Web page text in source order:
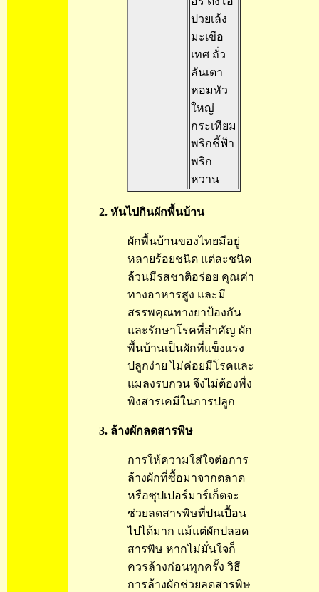
ปวยเล้ง
มะเขือ
เทศ ถั่ว
ลันเตา
หอมหัว
ใหญ่
กระเทียม
พริกชี้ฟ้า
พริก
หวาน
2. หันไปกินผักพื้นบ้าน
ผักพื้นบ้านของไทยมีอยู่
หลายร้อยชนิด แต่ละชนิด
ล้วนมีรสชาติอร่อย คุณค่า
ทางอาหารสูง และมี
สรรพคุณทางยาป้องกัน
และรักษาโรคที่สำคัญ ผัก
พื้นบ้านเป็นผักที่แข็งแรง
ปลูกง่าย ไม่ค่อยมีโรคและ
แมลงรบกวน จึงไม่ต้องพื่ง
พิงสารเคมีในการปลูก
3. ล้างผักลดสารพิษ
การให้ความใส่ใจต่อการ
ล้างผักที่ซื้อมาจากตลาด
หรือซุปเปอร์มาร์เก็ตจะ
ช่วยลดสารพิษที่ปนเปื้อน
ไปได้มาก แม้แต่ผักปลอด
สารพิษ หากไม่มั่นใจก็
ควรล้างก่อนทุกครั้ง วิธี
การล้างผักช่วยลดสารพิษ